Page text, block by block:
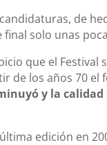
de
solo unas
que el Festival
de los años 70
y la calidad
edición en